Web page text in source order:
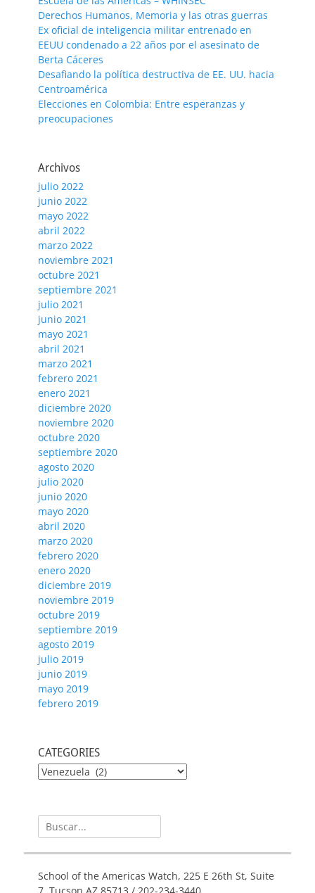
Derechos Humanos, Memoria y las otras guerras
Ex oficial de inteligencia militar entrenado en
EEUU condenado a 22 años por el asesinato de
Berta Cáceres
Desafiando la política destructiva de EE. UU. hacia
Centroamérica
Elecciones en Colombia: Entre esperanzas y
preocupaciones
Archivos
julio 2022
junio 2022
mayo 2022
abril 2022
marzo 2022
noviembre 2021
octubre 2021
septiembre 2021
julio 2021
junio 2021
mayo 2021
abril 2021
marzo 2021
febrero 2021
enero 2021
diciembre 2020
noviembre 2020
octubre 2020
septiembre 2020
agosto 2020
julio 2020
junio 2020
mayo 2020
abril 2020
marzo 2020
febrero 2020
enero 2020
diciembre 2019
noviembre 2019
octubre 2019
septiembre 2019
agosto 2019
julio 2019
junio 2019
mayo 2019
febrero 2019
CATEGORIES
CATEGORIES
Buscar:
School of the Americas Watch, 225 E 26th St, Suite
7, Tucson AZ 85713 / 202-234-3440